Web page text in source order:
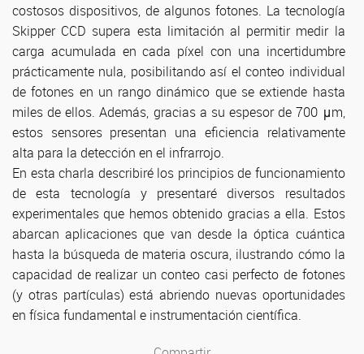
costosos dispositivos, de algunos fotones. La tecnología
Skipper CCD supera esta limitación al permitir medir la
carga acumulada en cada píxel con una incertidumbre
prácticamente nula, posibilitando así el conteo individual
de fotones en un rango dinámico que se extiende hasta
miles de ellos. Además, gracias a su espesor de 700 μm,
estos sensores presentan una eficiencia relativamente
alta para la detección en el infrarrojo.
En esta charla describiré los principios de funcionamiento
de esta tecnología y presentaré diversos resultados
experimentales que hemos obtenido gracias a ella. Estos
abarcan aplicaciones que van desde la óptica cuántica
hasta la búsqueda de materia oscura, ilustrando cómo la
capacidad de realizar un conteo casi perfecto de fotones
(y otras partículas) está abriendo nuevas oportunidades
en física fundamental e instrumentación científica.